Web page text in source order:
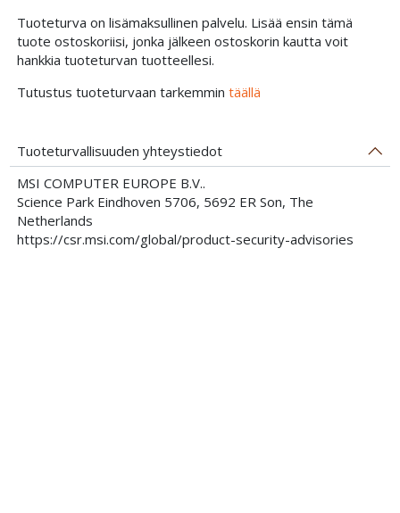
Tuoteturva on lisämaksullinen palvelu. Lisää ensin tämä
tuote ostoskoriisi, jonka jälkeen ostoskorin kautta voit
hankkia tuoteturvan tuotteellesi.
Tutustus tuoteturvaan tarkemmin täällä
Tuoteturvallisuuden yhteystiedot
MSI COMPUTER EUROPE B.V..
Science Park Eindhoven 5706, 5692 ER Son, The
Netherlands
https://csr.msi.com/global/product-security-advisories